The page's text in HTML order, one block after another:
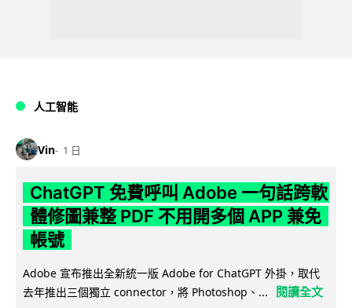
人工智能
Vin 1 日
ChatGPT 免費呼叫 Adobe 一句話跨軟
體修圖兼整 PDF 不用開多個 APP 兼免
帳號
Adobe 宣布推出全新統一版 Adobe for ChatGPT 外掛，取代
去年推出三個獨立 connector，將 Photoshop、...
閱讀全文